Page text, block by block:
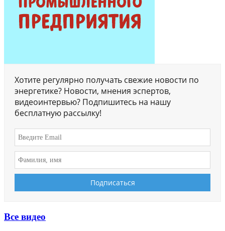
Хотите регулярно получать свежие новости по
энергетике? Новости, мнения эспертов,
видеоинтервью? Подпишитесь на нашу
бесплатную рассылку!
Все видео